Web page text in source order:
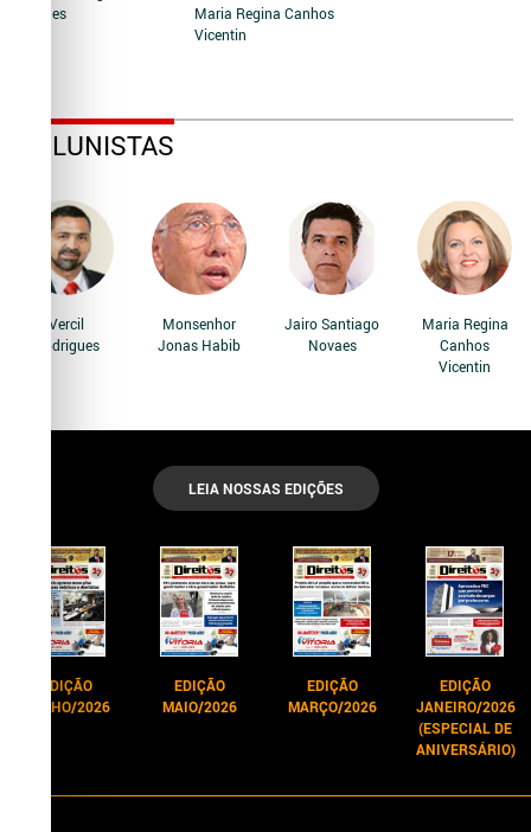
Novaes
Maria Regina Canhos
Vicentin
COLUNISTAS
Vercil
Rodrigues
Monsenhor
Jonas Habib
Jairo Santiago
Novaes
Maria Regina
Canhos
Vicentin
LEIA NOSSAS EDIÇÕES
EDIÇÃO
JUNHO/2026
EDIÇÃO
MAIO/2026
EDIÇÃO
MARÇO/2026
EDIÇÃO
JANEIRO/2026
(ESPECIAL DE
ANIVERSÁRIO)